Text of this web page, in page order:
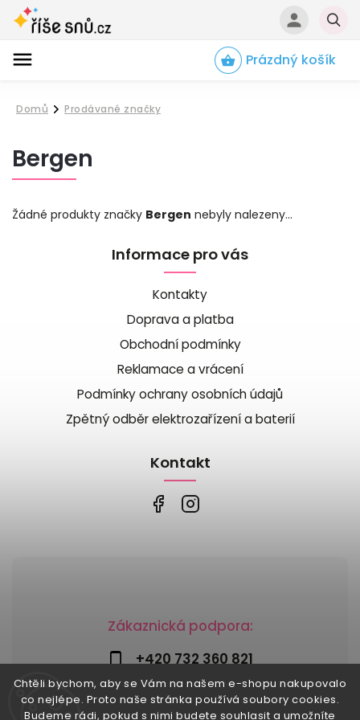
Chtěli bychom, aby se Vám na našem e-shopu nakupovalo
co nejlépe. Proto naše stránka používá soubory cookies.
Budeme rádi, pokud s nimi budete souhlasit a umožníte
Prázdný košík
Domů
/
Prodávané značky
Bergen
Žádné produkty značky Bergen nebyly nalezeny...
Zákaznická podpora:
+420 732 360 821
info@risesnu.cz
Informace pro vás
Kontakty
Doprava a platba
Obchodní podmínky
Reklamace a vrácení
Podmínky ochrany osobních údajů
Zpětný odběr elektrozařízení a baterií
Kontakt